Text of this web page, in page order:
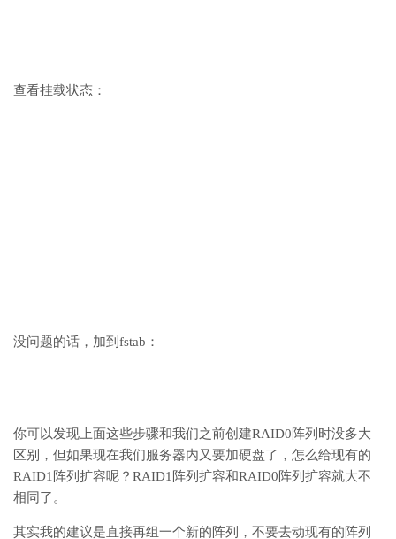
查看挂载状态：
没问题的话，加到fstab：
你可以发现上面这些步骤和我们之前创建RAID0阵列时没多大
区别，但如果现在我们服务器内又要加硬盘了，怎么给现有的
RAID1阵列扩容呢？RAID1阵列扩容和RAID0阵列扩容就大不
相同了。
其实我的建议是直接再组一个新的阵列，不要去动现有的阵列